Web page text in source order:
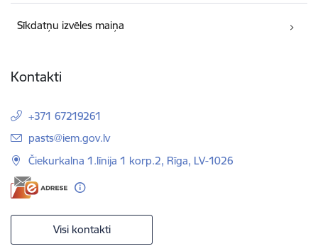
Sīkdatņu izvēles maiņa
Kontakti
+371 67219261
E-pasts:
pasts@iem.gov.lv
Čiekurkalna 1.līnija 1 korp.2, Rīga, LV-1026
Visi kontakti